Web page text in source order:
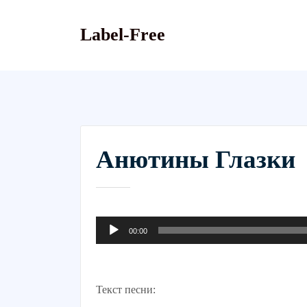
Label-Free
Анютины Глазки
Аудиоплеер
00:00
Текст песни: